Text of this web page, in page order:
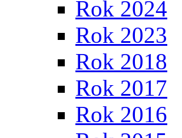
Rok 2024
Rok 2023
Rok 2018
Rok 2017
Rok 2016